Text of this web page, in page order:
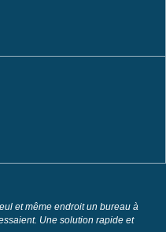
et même endroit un bureau à
Une solution rapide et